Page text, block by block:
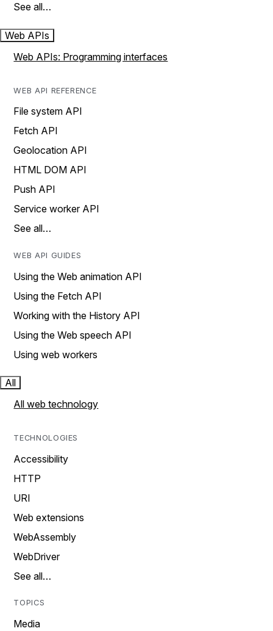
See all…
Web APIs
Web APIs: Programming interfaces
WEB API REFERENCE
File system API
Fetch API
Geolocation API
HTML DOM API
Push API
Service worker API
See all…
WEB API GUIDES
Using the Web animation API
Using the Fetch API
Working with the History API
Using the Web speech API
Using web workers
All
All web technology
TECHNOLOGIES
Accessibility
HTTP
URI
Web extensions
WebAssembly
WebDriver
See all…
TOPICS
Media